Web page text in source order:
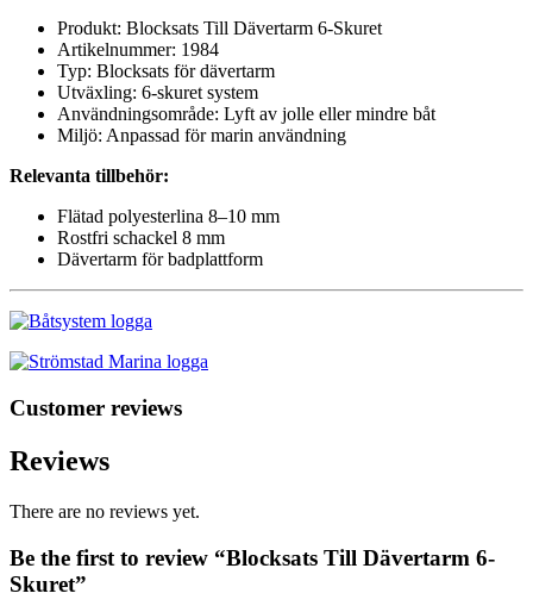
Produkt: Blocksats Till Dävertarm 6-Skuret
Artikelnummer: 1984
Typ: Blocksats för dävertarm
Utväxling: 6-skuret system
Användningsområde: Lyft av jolle eller mindre båt
Miljö: Anpassad för marin användning
Relevanta tillbehör:
Flätad polyesterlina 8–10 mm
Rostfri schackel 8 mm
Dävertarm för badplattform
Customer reviews
Reviews
There are no reviews yet.
Be the first to review “Blocksats Till Dävertarm 6-
Skuret”